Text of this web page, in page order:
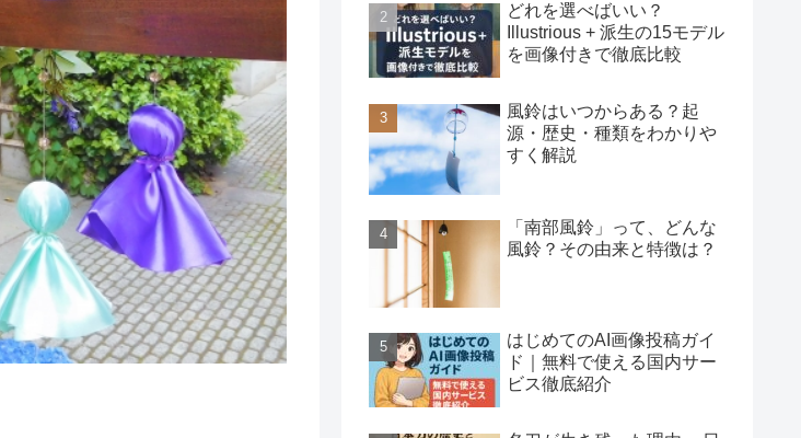
どれを選べばいい？
Illustrious + 派生の15モデル
を画像付きで徹底比較
風鈴はいつからある？起
源・歴史・種類をわかりや
すく解説
「南部風鈴」って、どんな
風鈴？その由来と特徴は？
はじめてのAI画像投稿ガイ
ド｜無料で使える国内サー
ビス徹底紹介